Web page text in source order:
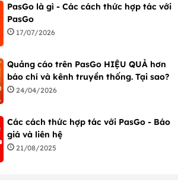
PasGo là gì - Các cách thức hợp tác với
PasGo
17/07/2026
Quảng cáo trên PasGo HIỆU QUẢ hơn
báo chí và kênh truyền thống. Tại sao?
24/04/2026
Các cách thức hợp tác với PasGo - Báo
giá và liên hệ
21/08/2025